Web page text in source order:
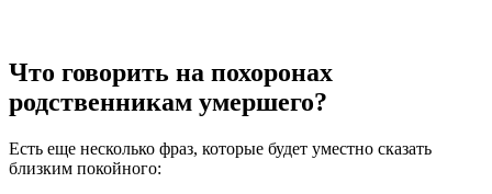
Что говорить на похоронах
родственникам умершего?
Есть еще несколько фраз, которые будет уместно сказать
близким покойного: